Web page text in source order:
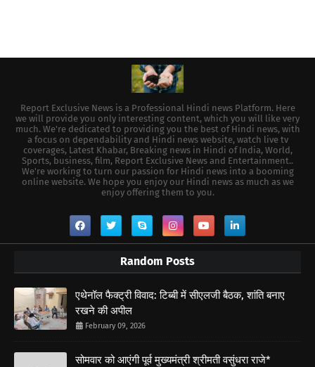
Report Exclusive News is a Professional Hindi news Platform. Here
we will provide you only interesting content, which you will like very
much. We're dedicated to providing you the best of Hindi news, with
a focus on dependability and Hindi news website, watch live tv
coverages, Latest Khabar, Breaking news in Hindi of India, World,
Sports, business, film, Report Exclusive News and Entertainment..
We're working to turn our passion for Hindi news into a booming
online website. We hope you enjoy our Hindi news as much as we
enjoy offering them to you.
Random Posts
एथेनॉल फैक्ट्री विवाद: टिब्बी में सीएलजी बैठक, शांति बनाए
रखने की अपील
February 09, 2026
सोमवार को आएंगी पूर्व मुख्यमंत्री श्रीमती वसुंधरा राजे*